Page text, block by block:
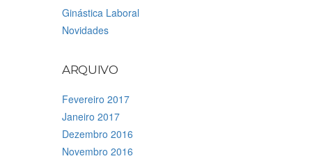
Ginástica Laboral
Novidades
ARQUIVO
Fevereiro 2017
Janeiro 2017
Dezembro 2016
Novembro 2016